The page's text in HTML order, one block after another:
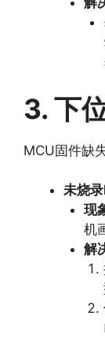
3. 下
MCU固件缺
未烧
现
机
解